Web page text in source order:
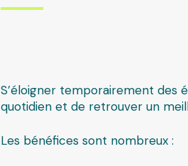
S’éloigner temporairement des
quotidien et de retrouver un
Les bénéfices sont nombreux :